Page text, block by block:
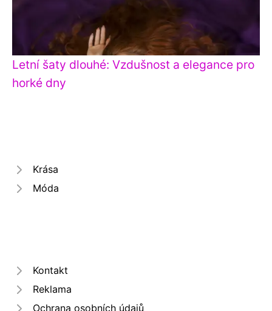
Letní šaty dlouhé: Vzdušnost a elegance pro
horké dny
Krása
Móda
Kontakt
Reklama
Ochrana osobních údajů